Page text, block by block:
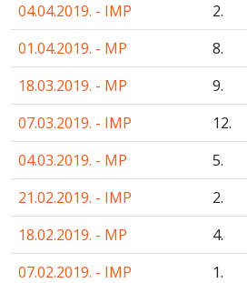
04.04.2019. - IMP
2.
01.04.2019. - MP
8.
18.03.2019. - MP
9.
07.03.2019. - IMP
12.
04.03.2019. - MP
5.
21.02.2019. - IMP
2.
18.02.2019. - MP
4.
07.02.2019. - IMP
1.